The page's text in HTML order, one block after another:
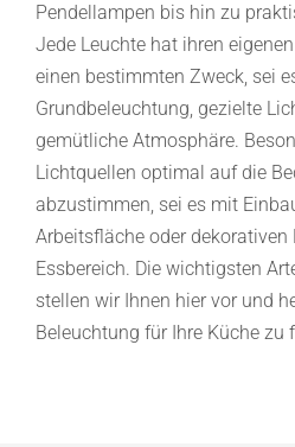
Pendellampen bis hin zu
Jede Leuchte hat ihren
einen bestimmten Zweck, sei
Grundbeleuchtung, gezielte
gemütliche Atmosphäre.
Lichtquellen optimal auf die
abzustimmen, sei es mit
Arbeitsfläche oder dekorativen
Essbereich. Die wichtigsten
stellen wir Ihnen hier vor und
Beleuchtung für Ihre Küche zu